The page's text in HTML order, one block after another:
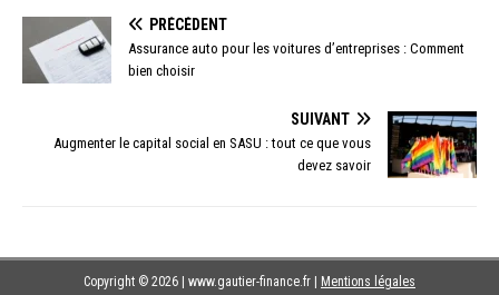
PRÉCÉDENT
Assurance auto pour les voitures d’entreprises : Comment
bien choisir
SUIVANT
Augmenter le capital social en SASU : tout ce que vous
devez savoir
Copyright © 2026 | www.gautier-finance.fr | Mentions légales